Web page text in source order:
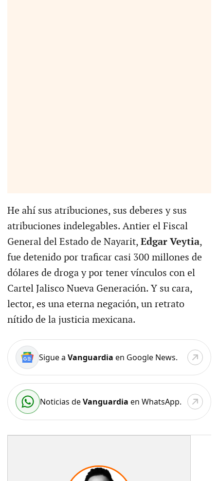
He ahí sus atribuciones, sus deberes y sus
atribuciones indelegables. Antier el Fiscal
General del Estado de Nayarit, Edgar Veytia,
fue detenido por traficar casi 300 millones de
dólares de droga y por tener vínculos con el
Cartel Jalisco Nueva Generación. Y su cara,
lector, es una eterna negación, un retrato
nítido de la justicia mexicana.
Sigue a Vanguardia en Google News.
Noticias deVanguardia en WhatsApp.